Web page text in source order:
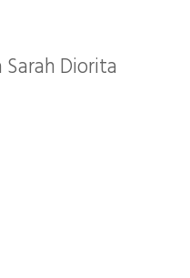
Diorita